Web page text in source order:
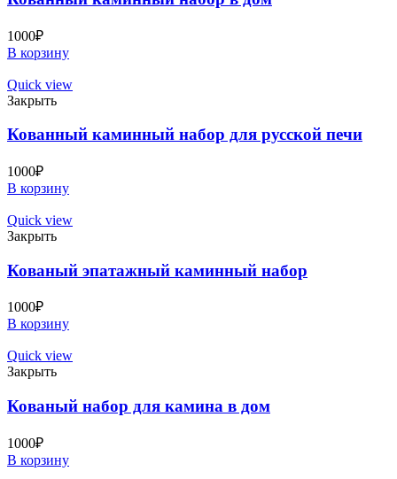
1000₽
В корзину
Quick view
Закрыть
Кованный каминный набор для русской печи
1000₽
В корзину
Quick view
Закрыть
Кованый эпатажный каминный набор
1000₽
В корзину
Quick view
Закрыть
Кованый набор для камина в дом
1000₽
В корзину